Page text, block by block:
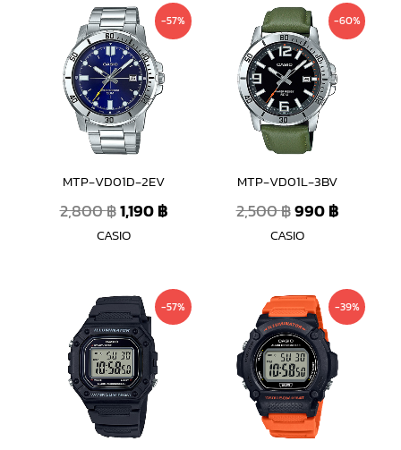
-57%
MTP-VD01D-2EV
2,800฿
Original
price
was:
2,800 ฿.
1,190฿
Current
price
CASIO
-60%
MTP-VD01L-3BV
2,500฿
Original
price
was:
2,500 ฿.
990฿
Current
price
CASIO
-57%
Original
price
was:
1,590 ฿.
Current
price
-39%
Original
price
was:
1,300 ฿.
Current
price
790 ฿.